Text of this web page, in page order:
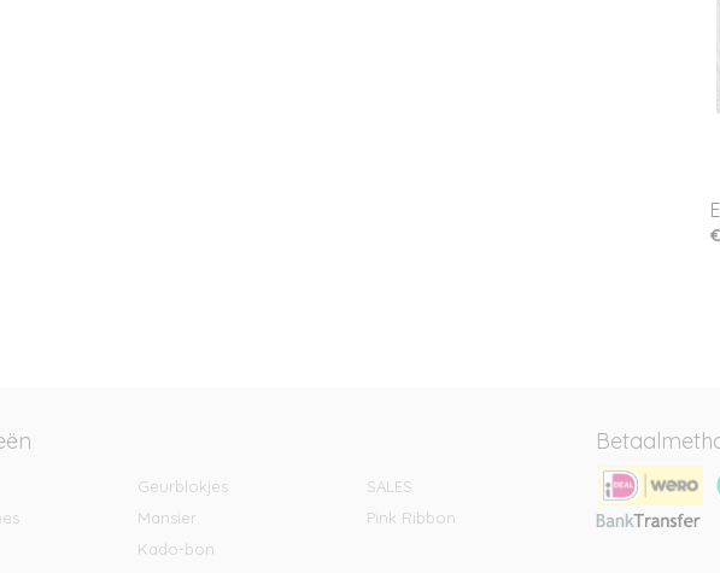
Geurblokjes
Mansier
Kado-bon
SALES
Pink Ribbon